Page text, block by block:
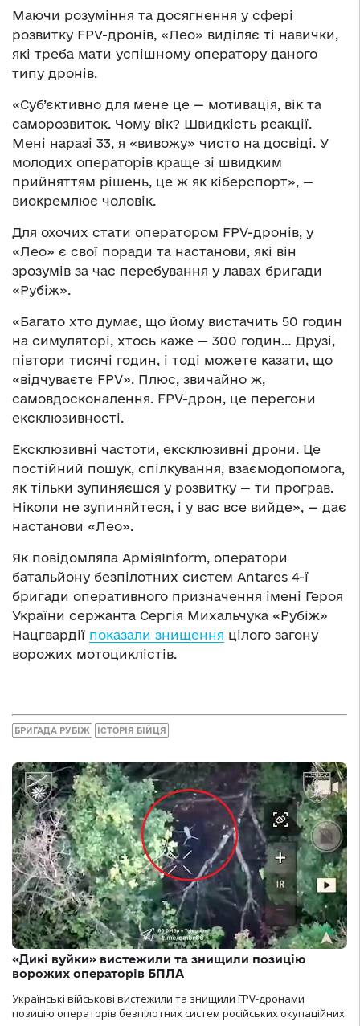
Маючи розуміння та досягнення у сфері
розвитку FPV-дронів, «Лео» виділяє ті навички,
які треба мати успішному оператору даного
типу дронів.
«Суб’єктивно для мене це — мотивація, вік та
саморозвиток. Чому вік? Швидкість реакції.
Мені наразі 33, я «вивожу» чисто на досвіді. У
молодих операторів краще зі швидким
прийняттям рішень, це ж як кіберспорт», —
виокремлює чоловік.
Для охочих стати оператором FPV-дронів, у
«Лео» є свої поради та настанови, які він
зрозумів за час перебування у лавах бригади
«Рубіж».
«Багато хто думає, що йому вистачить 50 годин
на симуляторі, хтось каже — 300 годин… Друзі,
півтори тисячі годин, і тоді можете казати, що
«відчуваєте FPV». Плюс, звичайно ж,
самовдосконалення. FPV-дрон, це перегони
ексклюзивності.
Ексклюзивні частоти, ексклюзивні дрони. Це
постійний пошук, спілкування, взаємодопомога,
як тільки зупиняєшся у розвитку — ти програв.
Ніколи не зупиняйтеся, і у вас все вийде», — дає
настанови «Лео».
Як повідомляла АрміяInform, оператори
батальйону безпілотних систем Antares 4-ї
бригади оперативного призначення імені Героя
України сержанта Сергія Михальчука «Рубіж»
Нацгвардії показали знищення цілого загону
ворожих мотоциклістів.
БРИГАДА РУБІЖ ІСТОРІЯ БІЙЦЯ
«Дикі вуйки» вистежили та знищили позицію
ворожих операторів БПЛА
Українські військові вистежили та знищили FPV-дронами
позицію операторів безпілотних систем російських окупаційних